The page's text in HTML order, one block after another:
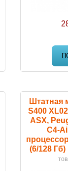
Штатная
S400
ASX,
C4-
(6/128